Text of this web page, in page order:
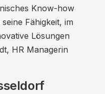
Know-how
Fähigkeit, im
Lösungen
HR Managerin